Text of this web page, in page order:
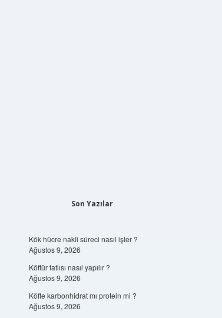
Son Yazılar
Kök hücre nakli süreci nasıl işler ?
Ağustos 9, 2026
Köftür tatlısı nasıl yapılır ?
Ağustos 9, 2026
Köfte karbonhidrat mı protein mi ?
Ağustos 9, 2026